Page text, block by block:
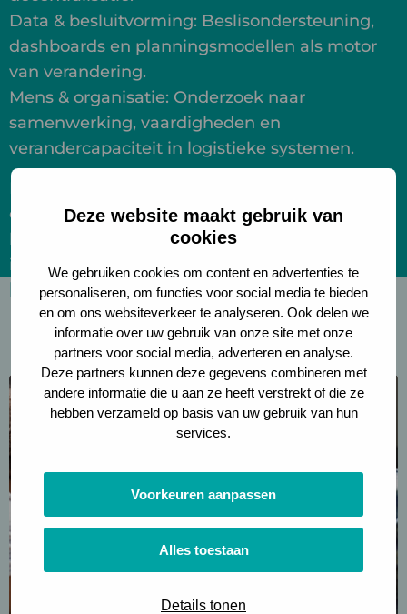
Deze website maakt gebruik van
cookies
We gebruiken cookies om content en advertenties te
personaliseren, om functies voor social media te bieden
en om ons websiteverkeer te analyseren. Ook delen we
informatie over uw gebruik van onze site met onze
partners voor social media, adverteren en analyse.
Deze partners kunnen deze gegevens combineren met
andere informatie die u aan ze heeft verstrekt of die ze
hebben verzameld op basis van uw gebruik van hun
services.
Voorkeuren aanpassen
Alles toestaan
Details tonen
Data & besluitvorming: Beslisondersteuning,
dashboards en planningsmodellen als motor
van verandering.
Mens & organisatie: Onderzoek naar
samenwerking, vaardigheden en
verandercapaciteit in logistieke systemen.
en lef. Onze projecten zijn het bewijs dat
logistiek meer is dan stromen verplaatsen: het
is stelsels veranderen.
Projecten
Lees
meer
over
Leren
in